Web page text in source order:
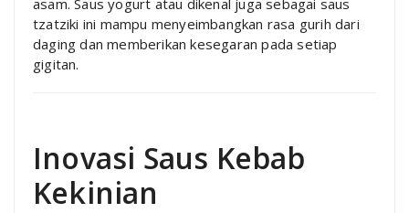
tzatziki ini mampu menyeimbangkan rasa gurih dari
daging dan memberikan kesegaran pada setiap
gigitan.
Inovasi Saus Kebab
Kekinian